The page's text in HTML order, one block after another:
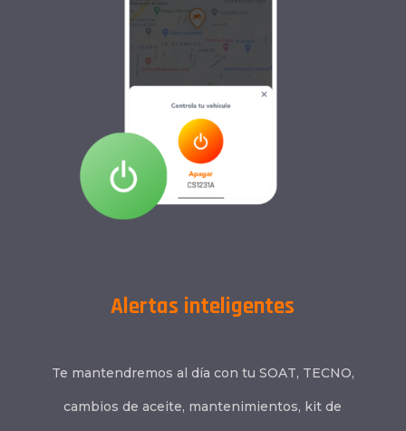
Alertas inteligentes
Te mantendremos al día con tu SOAT, TECNO,
cambios de aceite, mantenimientos, kit de